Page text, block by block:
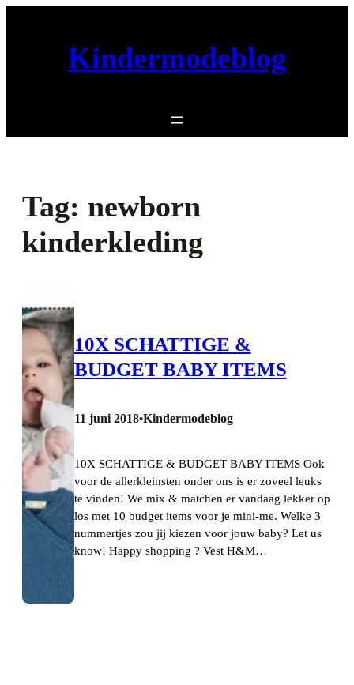
Kindermodeblog
Tag: newborn
kinderkleding
10X SCHATTIGE &
BUDGET BABY ITEMS
11 juni 2018•Kindermodeblog
10X SCHATTIGE & BUDGET BABY ITEMS Ook
voor de allerkleinsten onder ons is er zoveel leuks
te vinden! We mix & matchen er vandaag lekker op
los met 10 budget items voor je mini-me. Welke 3
nummertjes zou jij kiezen voor jouw baby? Let us
know! Happy shopping ? Vest H&M…